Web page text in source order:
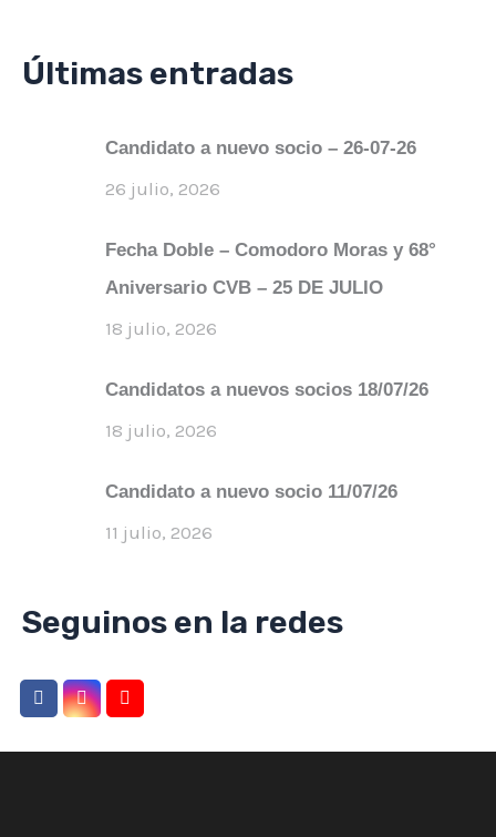
Últimas entradas
Candidato a nuevo socio – 26-07-26
26 julio, 2026
Fecha Doble – Comodoro Moras y 68°
Aniversario CVB – 25 DE JULIO
18 julio, 2026
Candidatos a nuevos socios 18/07/26
18 julio, 2026
Candidato a nuevo socio 11/07/26
11 julio, 2026
Seguinos en la redes